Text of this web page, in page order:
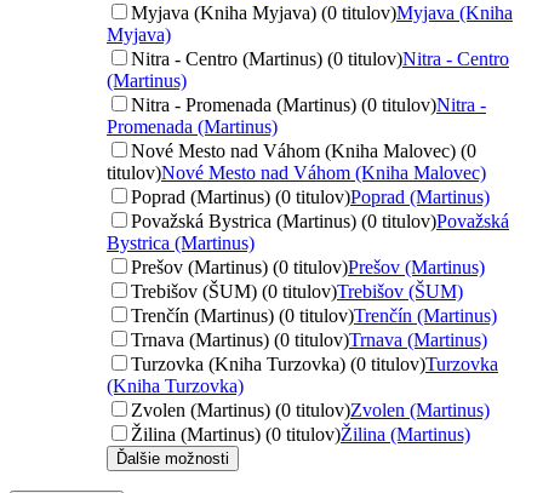
Myjava (Kniha Myjava) (0 titulov)Myjava (Kniha
Myjava)
Nitra - Centro (Martinus) (0 titulov)Nitra - Centro
(Martinus)
Nitra - Promenada (Martinus) (0 titulov)Nitra -
Promenada (Martinus)
Nové Mesto nad Váhom (Kniha Malovec) (0
titulov)Nové Mesto nad Váhom (Kniha Malovec)
Poprad (Martinus) (0 titulov)Poprad (Martinus)
Považská Bystrica (Martinus) (0 titulov)Považská
Bystrica (Martinus)
Prešov (Martinus) (0 titulov)Prešov (Martinus)
Trebišov (ŠUM) (0 titulov)Trebišov (ŠUM)
Trenčín (Martinus) (0 titulov)Trenčín (Martinus)
Trnava (Martinus) (0 titulov)Trnava (Martinus)
Turzovka (Kniha Turzovka) (0 titulov)Turzovka
(Kniha Turzovka)
Zvolen (Martinus) (0 titulov)Zvolen (Martinus)
Žilina (Martinus) (0 titulov)Žilina (Martinus)
Ďalšie možnosti